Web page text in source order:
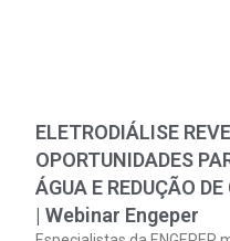
ELETRODIÁLISE
OPORTUNIDADES
ÁGUA E REDUÇÃO
| Webinar Engeper